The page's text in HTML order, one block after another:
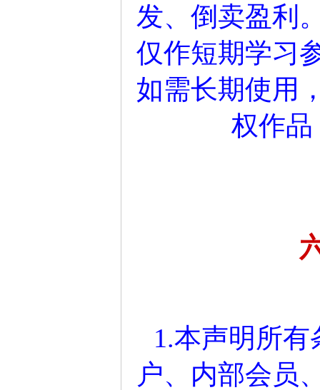
发、倒卖盈利
仅作短期学习
如需长期使用
权作
1.本声明所
户、内部会员